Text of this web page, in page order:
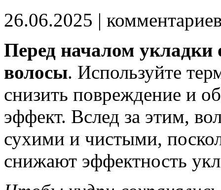
26.06.2025 |
Перед началом укладки
волосы. Используйте
снизить повреждение и
эффект. Вслед за этим,
сухими и чистыми,
снижают эффектность